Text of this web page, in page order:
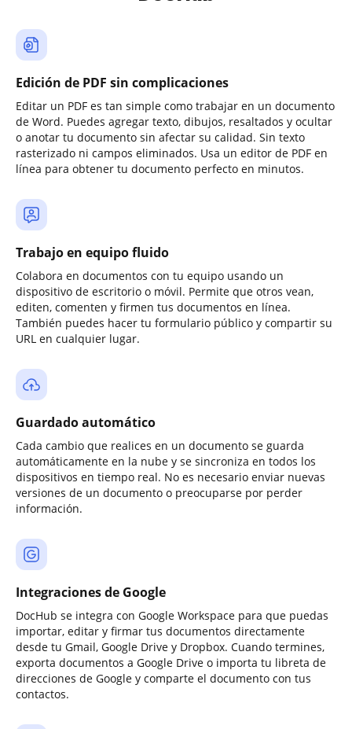
Edición de PDF sin complicaciones
Editar un PDF es tan simple como trabajar en un documento
de Word. Puedes agregar texto, dibujos, resaltados y ocultar
o anotar tu documento sin afectar su calidad. Sin texto
rasterizado ni campos eliminados. Usa un editor de PDF en
línea para obtener tu documento perfecto en minutos.
Trabajo en equipo fluido
Colabora en documentos con tu equipo usando un
dispositivo de escritorio o móvil. Permite que otros vean,
editen, comenten y firmen tus documentos en línea.
También puedes hacer tu formulario público y compartir su
URL en cualquier lugar.
Guardado automático
Cada cambio que realices en un documento se guarda
automáticamente en la nube y se sincroniza en todos los
dispositivos en tiempo real. No es necesario enviar nuevas
versiones de un documento o preocuparse por perder
información.
Integraciones de Google
DocHub se integra con Google Workspace para que puedas
importar, editar y firmar tus documentos directamente
desde tu Gmail, Google Drive y Dropbox. Cuando termines,
exporta documentos a Google Drive o importa tu libreta de
direcciones de Google y comparte el documento con tus
contactos.